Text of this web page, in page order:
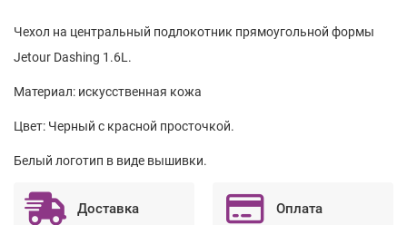
Чехол на центральный подлокотник прямоугольной формы
Jetour Dashing 1.6L.
Материал: искусственная кожа
Цвет: Черный с красной просточкой.
Белый логотип в виде вышивки.
Доставка Оплата